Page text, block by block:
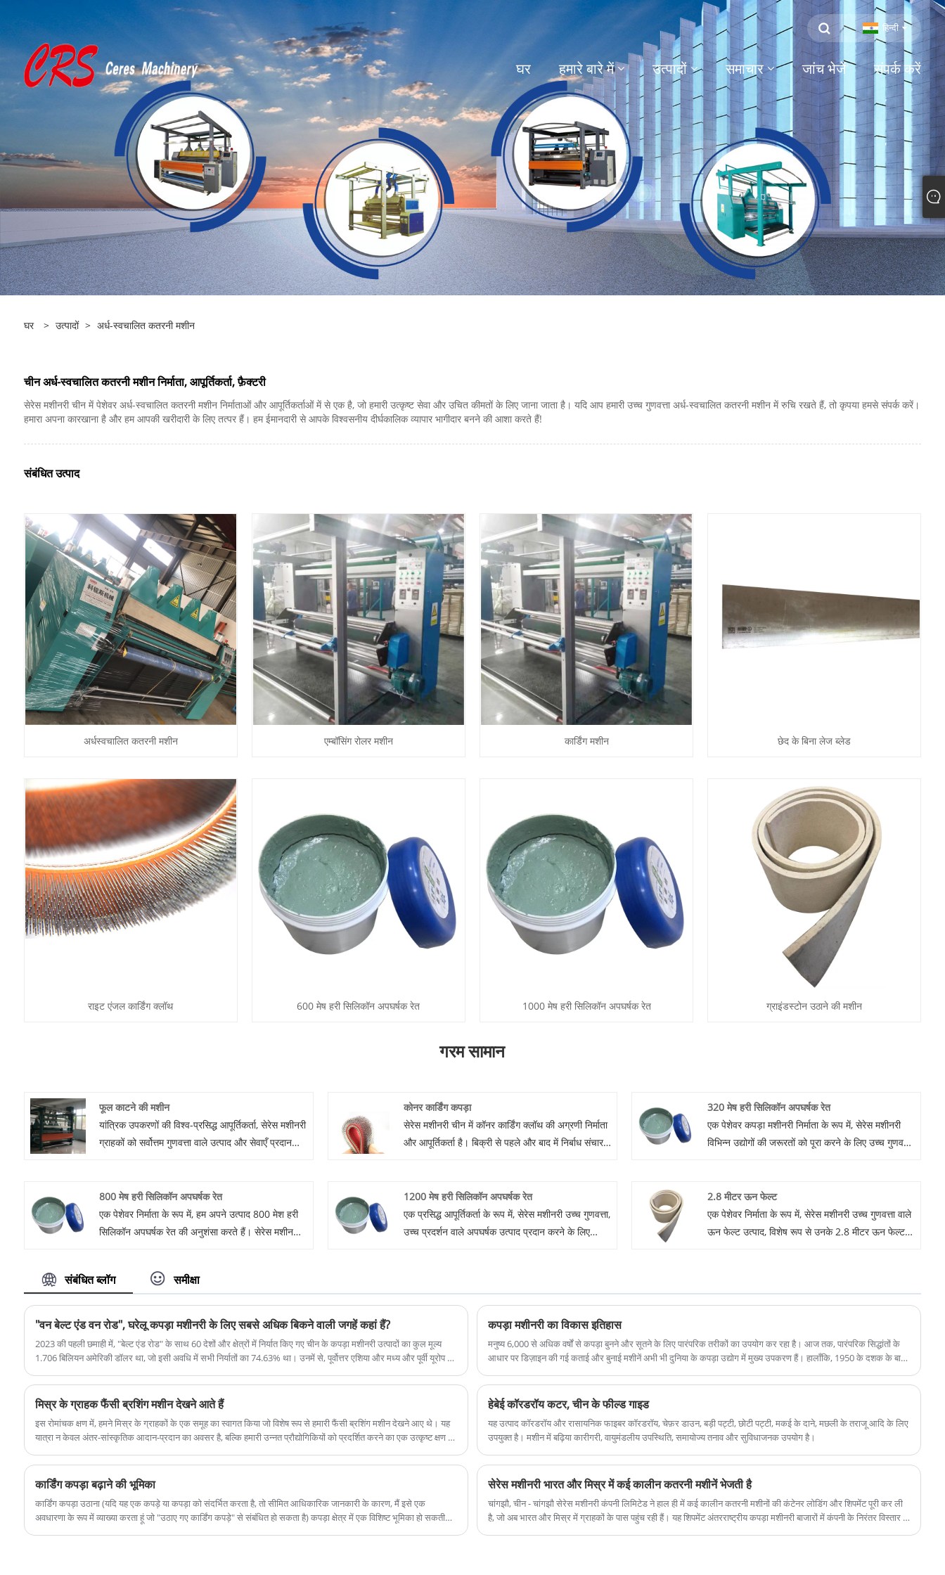
हिन्दी
घर हमारे बारे में उत्पादों समाचार जांच भेजें संपर्क करें
घर > उत्पादों > अर्ध-स्वचालित कतरनी मशीन
चीन अर्ध-स्वचालित कतरनी मशीन निर्माता, आपूर्तिकर्ता, फ़ैक्टरी
सेरेस मशीनरी चीन में पेशेवर अर्ध-स्वचालित कतरनी मशीन निर्माताओं और आपूर्तिकर्ताओं में से एक है, जो हमारी उत्कृष्ट सेवा और उचित कीमतों के लिए जाना जाता है। यदि आप हमारी उच्च गुणवत्ता अर्ध-स्वचालित कतरनी मशीन में रुचि रखते हैं, तो कृपया हमसे संपर्क करें।
हमारा अपना कारखाना है और हम आपकी खरीदारी के लिए तत्पर हैं। हम ईमानदारी से आपके विश्वसनीय दीर्घकालिक व्यापार भागीदार बनने की आशा करते हैं!
संबंधित उत्पाद
अर्धस्वचालित कतरनी मशीन एम्बॉसिंग रोलर मशीन कार्डिंग मशीन छेद के बिना लेज ब्लेड
राइट एंजल कार्डिंग क्लॉथ 600 मेष हरी सिलिकॉन अपघर्षक रेत 1000 मेष हरी सिलिकॉन अपघर्षक रेत ग्राइंडस्टोन उठाने की मशीन
गरम सामान
फूल काटने की मशीन
यांत्रिक उपकरणों की विश्व-प्रसिद्ध आपूर्तिकर्ता, सेरेस मशीनरी
ग्राहकों को सर्वोत्तम गुणवत्ता वाले उत्पाद और सेवाएँ प्रदान
आवश्यकताओं को पूरा करने के लिए नवीनतम तकनीक और
नवीन डिजाइन को जोड़ती है। इस मशीन में न केवल कुशल
कार्य प्रदर्शन, सरल संचालन और लंबी सेवा जीवन है, बल्कि
विकास को बढ़ावा देने और जीत-जीत की स्थिति हासिल करने
सेरेस मशीनरी का हमेशा मानना ​​है कि उच्च गुणवत्ता वाले उत्पाद
और ईमानदार सहयोग हमारे ग्राहकों का विश्वास और संतुष्टि
जीतने की कुंजी है।
कोनर कार्डिंग कपड़ा
सेरेस मशीनरी चीन में कॉनर कार्डिंग क्लॉथ की अग्रणी निर्माता
और आपूर्तिकर्ता है। बिक्री से पहले और बाद में निर्बाध संचार
इकट्ठा किया है। हमारी कंपनी जन-प्रथम के दर्शन को ध्यान
में रखते हुए ग्राहकों को शीर्ष पायदान के उत्पाद प्रदान करके
महानता के लिए प्रयास करती है।
320 मेष हरी सिलिकॉन अपघर्षक रेत
एक पेशेवर कपड़ा मशीनरी निर्माता के रूप में, सेरेस मशीनरी
विभिन्न उद्योगों की जरूरतों को पूरा करने के लिए उच्च गुणवत्ता
अनुसरण कर रहे हैं और ग्राहकों की जरूरतों को पूरा कर रहे
हैं। हम संयुक्त रूप से बाजार का पता लगाने और पारस्परिक
लाभ और जीत-जीत परिणाम प्राप्त करने के लिए आपके साथ
800 मेष हरी सिलिकॉन अपघर्षक रेत
एक पेशेवर निर्माता के रूप में, हम अपने उत्पाद 800 मेश हरी
सिलिकॉन अपघर्षक रेत की अनुशंसा करते हैं। सेरेस मशीनरी
उपयोग करती है, जिसका लक्ष्य उच्च गुणवत्ता वाली अपघर्षक
सामग्री के लिए ग्राहकों की मांग को पूरा करना है। हमारी 800
जाली वाली हरी सिलिकॉन अपघर्षक रेत का व्यापक रूप से धातु
प्रसंस्करण, कांच निर्माण, सिरेमिक प्रौद्योगिकी आदि सहित
विभिन्न क्षेत्रों में उपयोग किया जाता है। इसमें महीन कण और
समान कण वितरण है, जो कुशल और सटीक पीसने वाला
प्रभाव प्रदान कर सकता है। इतना ही नहीं, 800 जाल हरे
सिलिकॉन अपघर्षक रेत में उच्च तापमान प्रतिरोध, पहनने के
प्रतिरोध और मजबूत स्थिरता की विशेषताएं भी हैं, और
दीर्घकालिक उपयोग में उत्कृष्ट प्रदर्शन बनाए रख सकते हैं।
1200 मेष हरी सिलिकॉन अपघर्षक रेत
एक प्रसिद्ध आपूर्तिकर्ता के रूप में, सेरेस मशीनरी उच्च गुणवत्ता,
उच्च प्रदर्शन वाले अपघर्षक उत्पाद प्रदान करने के लिए
उच्च कठोरता और पहनने का प्रतिरोध है और इसका उपयोग
विभिन्न अनुप्रयोग क्षेत्रों में पूरी तरह से किया जा सकता है।
साथ ही, सेरेस मशीनरी विभिन्न ग्राहकों की जरूरतों को पूरा
करने के लिए पीसने वाले अपघर्षक के विभिन्न विनिर्देश और
आकार भी प्रदान करती है।
2.8 मीटर ऊन फेल्ट
एक पेशेवर निर्माता के रूप में, सेरेस मशीनरी उच्च गुणवत्ता वाले
ऊन फेल्ट उत्पाद, विशेष रूप से उनके 2.8 मीटर ऊन फेल्ट
संबंधित ब्लॉग समीक्षा
​"वन बेल्ट एंड वन रोड", घरेलू कपड़ा मशीनरी के लिए सबसे अधिक बिकने वाली जगहें कहां हैं?
2023 की पहली छमाही में, "बेल्ट एंड रोड" के साथ 60 देशों और क्षेत्रों में निर्यात किए गए चीन के कपड़ा मशीनरी उत्पादों का कुल मूल्य
1.706 बिलियन अमेरिकी डॉलर था, जो इसी अवधि में सभी निर्यातों का 74.63% था। उनमें से, पूर्वोत्तर एशिया और मध्य और पूर्वी यूरोप को
कपड़ा मशीनरी का विकास इतिहास
मनुष्य 6,000 से अधिक वर्षों से कपड़ा बुनने और सूतने के लिए पारंपरिक तरीकों का उपयोग कर रहा है। आज तक, पारंपरिक सिद्धांतों के
आधार पर डिज़ाइन की गई कताई और बुनाई मशीनें अभी भी दुनिया के कपड़ा उद्योग में मुख्य उपकरण हैं। हालाँकि, 1950 के दशक के बाद
उत्पादन कर रही हैं, जैसे रोटर कताई, गैर-बुने हुए कपड़े, आदि। नई प्रक्रिया विधियाँ नए कपड़ा उपकरण तैयार करती हैं, और परिपक्वता
और नए कपड़ा उपकरणों को बढ़ावा देने से कपड़ा उद्योग के आगे विकास को बढ़ावा मिलता है।
मिस्र के ग्राहक फैंसी ब्रशिंग मशीन देखने आते हैं
​इस रोमांचक क्षण में, हमने मिस्र के ग्राहकों के एक समूह का स्वागत किया जो विशेष रूप से हमारी फैंसी ब्रशिंग मशीन देखने आए थे। यह
यात्रा न केवल अंतर-सांस्कृतिक आदान-प्रदान का अवसर है, बल्कि हमारी उन्नत प्रौद्योगिकियों को प्रदर्शित करने का एक उत्कृष्ट क्षण भी
हेबेई कॉरडरॉय कटर, चीन के फील्ड गाइड
यह उत्पाद कॉरडरॉय और रासायनिक फाइबर कॉरडरॉय, चेफ़र डाउन, बड़ी पट्टी, छोटी पट्टी, मकई के दाने, मछली के तराजू आदि के लिए
उपयुक्त है। मशीन में बढ़िया कारीगरी, वायुमंडलीय उपस्थिति, समायोज्य तनाव और सुविधाजनक उपयोग है।
कार्डिंग कपड़ा बढ़ाने की भूमिका
कार्डिंग कपड़ा उठाना (यदि यह एक कपड़े या कपड़ा को संदर्भित करता है, तो सीमित आधिकारिक जानकारी के कारण, मैं इसे एक
अवधारणा के रूप में व्याख्या करता हूं जो "उठाए गए कार्डिंग कपड़े" से संबंधित हो सकता है) कपड़ा क्षेत्र में एक विशिष्ट भूमिका हो सकती
सेरेस मशीनरी भारत और मिस्र में कई कालीन कतरनी मशीनें भेजती है
चांगझौ, चीन - चांगझौ सेरेस मशीनरी कंपनी लिमिटेड ने हाल ही में कई कालीन कतरनी मशीनों की कंटेनर लोडिंग और शिपमेंट पूरी कर ली
है, जो अब भारत और मिस्र में ग्राहकों के पास पहुंच रही हैं। यह शिपमेंट अंतरराष्ट्रीय कपड़ा मशीनरी बाजारों में कंपनी के निरंतर विस्तार में